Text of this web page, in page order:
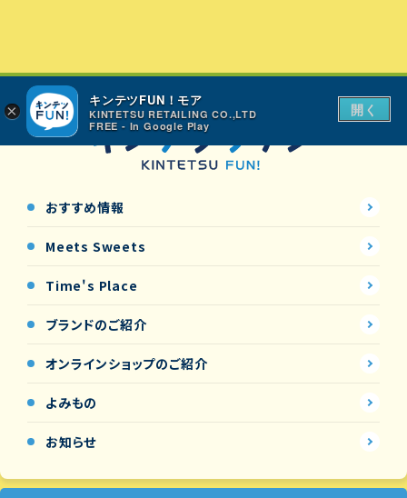
おすすめ情報
Meets Sweets
Time's Place
ブランドのご紹介
オンラインショップのご紹介
よみもの
お知らせ
×
キンテツFUN！モア
KINTETSU RETAILING CO.,LTD
FREE - In Google Play
開く